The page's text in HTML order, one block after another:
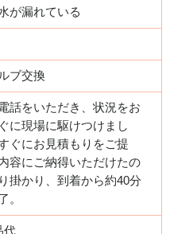
が漏れている
ブ交換
話をいただき、状況をお
に現場に駆けつけまし
ぐにお見積もりをご提
容にご納得いただけたの
掛かり、到着から約40分
。
代